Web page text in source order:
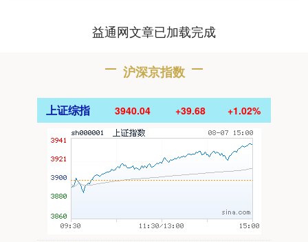
益通网文章已加载完成
沪深京指数
上证综指 3940.04 +39.68 +1.02%